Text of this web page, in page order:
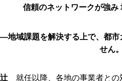
信頼のネットワークが強み
―地域課題を解決する上で、都市
せん。
辻 就任以降、各地の事業者との